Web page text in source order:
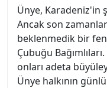
Ünye, Karadeniz'in
Ancak son
beklenmedik bir
Çubuğu
onları adeta
Ünye halkının